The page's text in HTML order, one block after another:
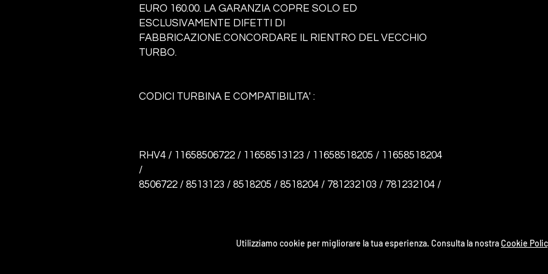
EURO 160.00. LA GARANZIA COPRE SOLO ED
ESCLUSIVAMENTE DIFETTI DI
FABBRICAZIONE.CONCORDARE IL RIENTRO DEL VECCHIO
TURBO.
CODICI TURBINA E COMPATIBILITA' :
RHV4 / 11658506722 / 11658513123 / 11658518205 / 11658518204
/
8506722 / 8513123 / 8518205 / 8518204 / 781232103 / 781232104 /
Utilizziamo cookie per migliorare la tua esperienza. Consulta la nostraCookie